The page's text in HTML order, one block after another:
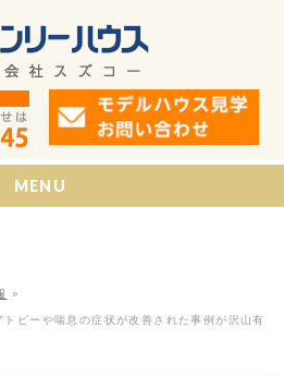
MENU
»
ーや喘息の症状が改善された事例が沢山有